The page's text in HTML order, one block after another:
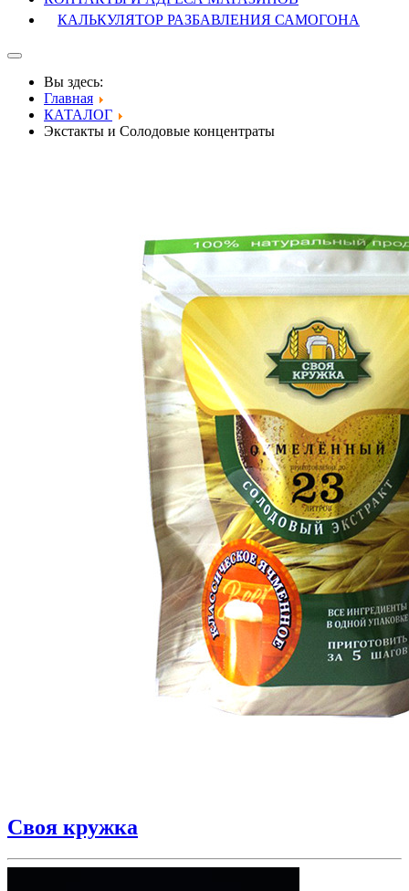
КАЛЬКУЛЯТОР РАЗБАВЛЕНИЯ САМОГОНА
Вы здесь:
Главная
КАТАЛОГ
Экстакты и Солодовые концентраты
Своя кружка